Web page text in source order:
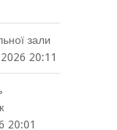
зали
20:11
20:01